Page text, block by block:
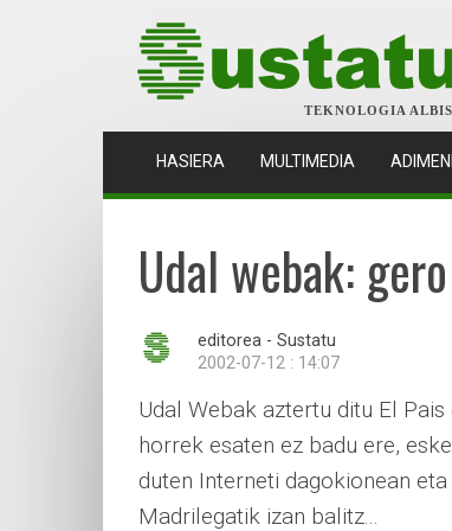
TEKNOLOGIA
HASIERA (CURRENT)
MULTIMEDIA
Udal webak:
editorea - Sustatu
2002-07-12 : 14:07
Udal Webak aztertu ditu El
horrek esaten ez badu ere,
duten Interneti dagokionean
Madrilegatik izan balitz...